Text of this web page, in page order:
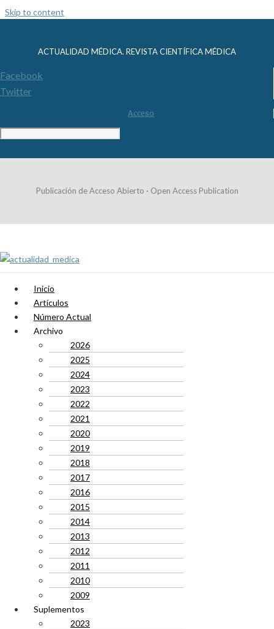
Skip to content
ACTUALIDAD MÉDICA. REVISTA CIENTÍFICA MÉDICA
Facebook
Twitter
Acceso
Publicación de Acceso Abierto · Open Access Publication
Inicio
Artículos
Número Actual
Archivo
2026
2025
2024
2023
2022
2021
2020
2019
2018
2017
2016
2015
2014
2013
2012
2011
2010
2009
Suplementos
2023